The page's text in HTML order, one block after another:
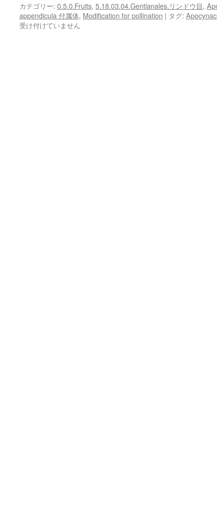
ッ
プ
カテゴリー: 0.5.0.Fruits, 5.18.03.04.Gentianales.リンドウ目,
appendicula 付属体, Modification for pollination | タグ:
受け付けていません